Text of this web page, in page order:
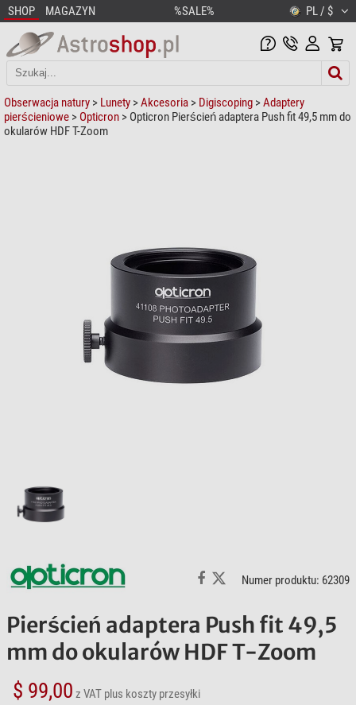
SHOP MAGAZYN %SALE% PL / $
Obserwacja natury > Lunety >Akcesoria > Digiscoping >Adaptery
pierścieniowe > Opticron > Opticron Pierścień adaptera Push fit 49,5 mm do
okularów HDF T-Zoom
Numer produktu: 62309
Pierścień adaptera Push fit 49,5
mm do okularów HDF T-Zoom
$ 99,00 z VAT plus koszty przesyłki